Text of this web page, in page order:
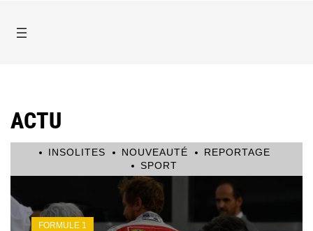
ACTU
INSOLITES NOUVEAUTÉ
REPORTAGE
SPORT
FORMULE 1